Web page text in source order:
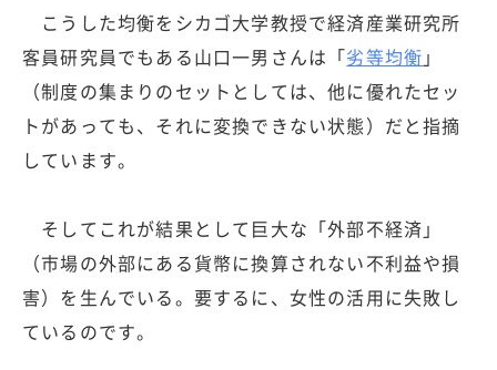
こうした均衡をシカゴ大学教授で経済産業研究所
客員研究員でもある山口一男さんは「劣等均衡 」
（制度の集まりのセットとしては、他に優れたセッ
トがあっても、それに変換できない状態）だと指摘
しています。
そしてこれが結果として巨大な「外部不経済」
（市場の外部にある貨幣に換算されない不利益や損
害）を生んでいる。要するに、女性の活用に失敗し
ているのです。